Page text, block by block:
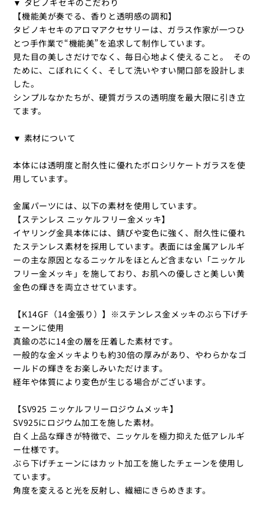
【機能美が奏でる、香りと透明感の調和】
タビノキセキのアロマアクセサリーは、ガラス作家が一つひ
とつ手作業で“機能美”を追求して制作しています。
見た目の美しさだけでなく、毎日心地よく使えること。 その
ために、こぼれにくく、そして洗いやすい開口部を設計しま
した。
シンプルなかたちが、硬質ガラスの透明度を最大限に引き立
てます。
▼ 素材について
本体には透明度と耐久性に優れたボロシリケートガラスを使
用しています。
金属パーツには、以下の素材を使用しています。
【ステンレス ニッケルフリー金メッキ】
イヤリング金具本体には、錆びや変色に強く、耐久性に優れ
たステンレス素材を採用しています。表面には金属アレルギ
ーの主な原因となるニッケルをほとんど含まない「ニッケル
フリー金メッキ」を施しており、お肌への優しさと美しい黄
金色の輝きを両立させています。
【K14GF（14金張り）】※ステンレス金メッキのぶら下げチ
ェーンに使用
真鍮の芯に14金の層を圧着した素材です。
一般的な金メッキよりも約30倍の厚みがあり、やわらかなゴ
ールドの輝きをお楽しみいただけます。
経年や体質により変色が生じる場合がございます。
【SV925 ニッケルフリーロジウムメッキ】
SV925にロジウム加工を施した素材。
白く上品な輝きが特徴で、ニッケルを極力抑えた低アレルギ
ー仕様です。
ぶら下げチェーンにはカット加工を施したチェーンを使用し
ています。
角度を変えると光を反射し、繊細にきらめきます。